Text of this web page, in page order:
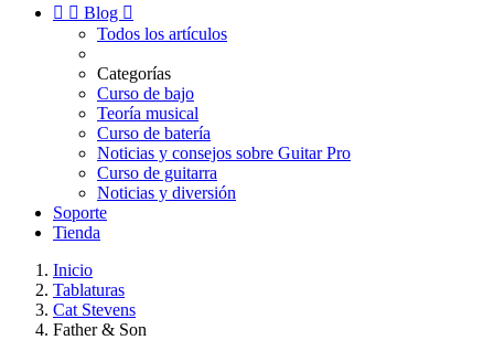
  Blog 
Todos los artículos
Categorías
Curso de bajo
Teoría musical
Curso de batería
Noticias y consejos sobre Guitar Pro
Curso de guitarra
Noticias y diversión
Soporte
Tienda
Inicio
Tablaturas
Cat Stevens
Father & Son